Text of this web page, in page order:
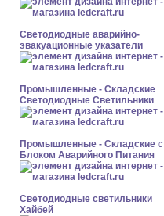
Светодиодные аварийно-
эвакуационные указатели
Промышленные - Складские
Светодиодные Светильники
Промышленные - Складские с
Блоком Аварийного Питания
Светодиодные светильники
Хайбей